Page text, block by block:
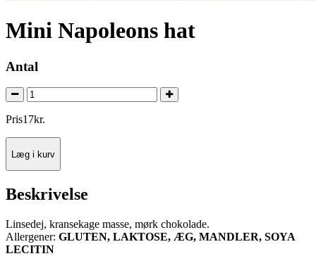
Mini Napoleons hat
Antal
Pris17kr.
Læg i kurv
Beskrivelse
Linsedej, kransekage masse, mørk chokolade.
Allergener: GLUTEN, LAKTOSE, ÆG, MANDLER, SOYA
LECITIN